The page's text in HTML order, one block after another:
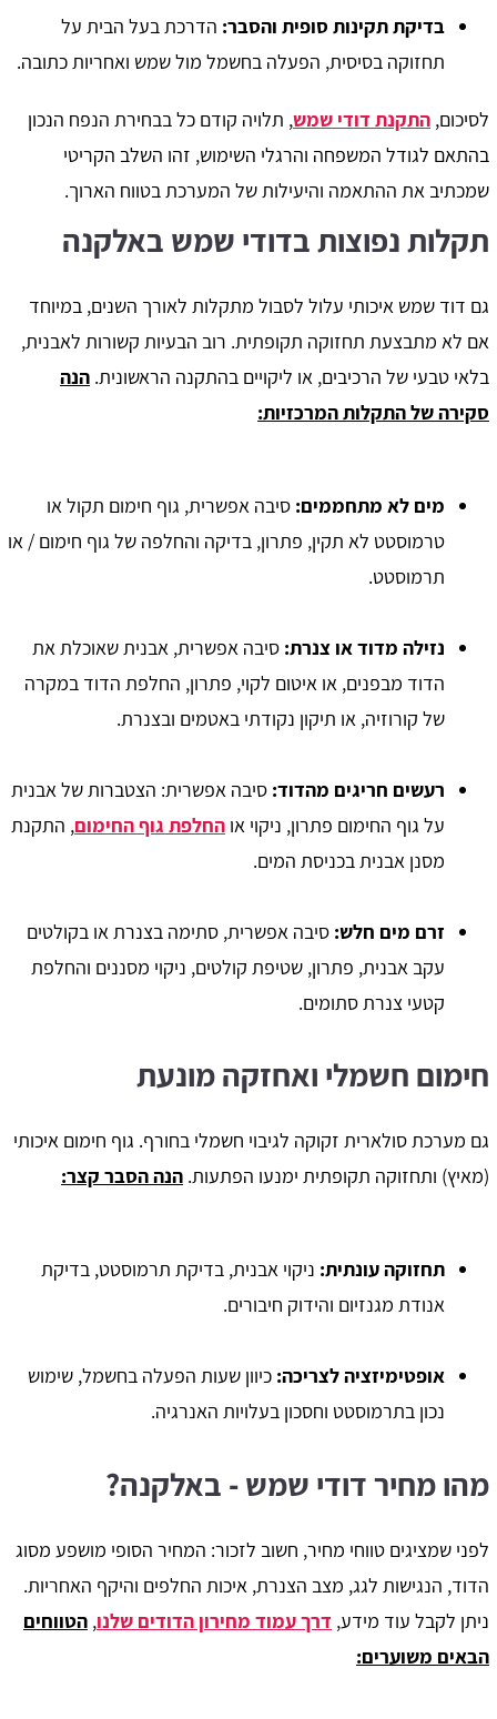
בדיקת תקינות סופית והסבר: הדרכת בעל הבית על
תחזוקה בסיסית, הפעלה בחשמל מול שמש ואחריות כתובה.
​לסיכום, התקנת דודי שמש, תלויה קודם כל בבחירת הנפח הנכון
בהתאם לגודל המשפחה והרגלי השימוש, זהו השלב הקריטי
שמכתיב את ההתאמה והיעילות של המערכת בטווח הארוך.
תקלות נפוצות בדודי שמש באלקנה
גם דוד שמש איכותי עלול לסבול מתקלות לאורך השנים, במיוחד
אם לא מתבצעת תחזוקה תקופתית. רוב הבעיות קשורות לאבנית,
בלאי טבעי של הרכיבים, או ליקויים בהתקנה הראשונית. הנה
סקירה של התקלות המרכזיות:
מים לא מתחממים: סיבה אפשרית, גוף חימום תקול או
טרמוסטט לא תקין, פתרון, בדיקה והחלפה של גוף חימום / או
תרמוסטט.
נזילה מדוד או צנרת: סיבה אפשרית, אבנית שאוכלת את
הדוד מבפנים, או איטום לקוי, פתרון, החלפת הדוד במקרה
של קורוזיה, או תיקון נקודתי באטמים ובצנרת.
רעשים חריגים מהדוד: סיבה אפשרית: הצטברות של אבנית
על גוף החימום פתרון, ניקוי או החלפת גוף החימום, התקנת
מסנן אבנית בכניסת המים.
זרם מים חלש: סיבה אפשרית, סתימה בצנרת או בקולטים
עקב אבנית, פתרון, שטיפת קולטים, ניקוי מסננים והחלפת
קטעי צנרת סתומים.
חימום חשמלי ואחזקה מונעת
גם מערכת סולארית זקוקה לגיבוי חשמלי בחורף. גוף חימום איכותי
(מאיץ) ותחזוקה תקופתית ימנעו הפתעות. הנה הסבר קצר:
תחזוקה עונתית: ניקוי אבנית, בדיקת תרמוסטט, בדיקת
אנודת מגנזיום והידוק חיבורים.
אופטימיזציה לצריכה: כיוון שעות הפעלה בחשמל, שימוש
נכון בתרמוסטט וחסכון בעלויות האנרגיה.
מהו מחיר דודי שמש - באלקנה?
לפני שמציגים טווחי מחיר, חשוב לזכור: המחיר הסופי מושפע מסוג
הדוד, הנגישות לגג, מצב הצנרת, איכות החלפים והיקף האחריות.
ניתן לקבל עוד מידע, דרך עמוד מחירון הדודים שלנו, הטווחים
הבאים משוערים: